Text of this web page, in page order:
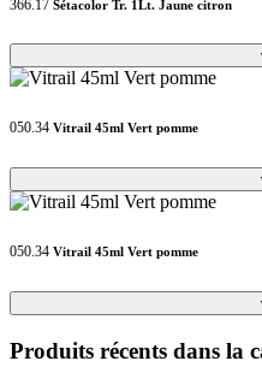
366.17 Sétacolor Tr. 1Lt. Jaune citron
Loading...
Loading...
050.34 Vitrail 45ml Vert pomme
Loading...
Loading...
050.34 Vitrail 45ml Vert pomme
Loading...
Loading...
Produits récents dans la